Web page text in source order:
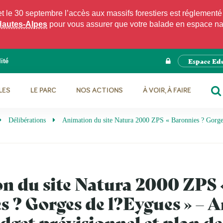
30 septembre l’accès aux massifs forestiers est
Alpes pour vous assurer que votre balade en espace
Espace
LE PARC NOS ACTIONS
À VOIR, À FAIRE
Délibérations
Animation du site Natura 2000 ZPS « Baronnies ?
du site Natura 2000 ZPS
? Gorges de l?Eygues » –